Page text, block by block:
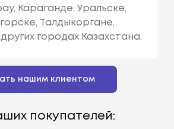
Караганде, Уральске,
Талдыкоргане,
городах Казахстана.
нашим клиентом
покупателей: